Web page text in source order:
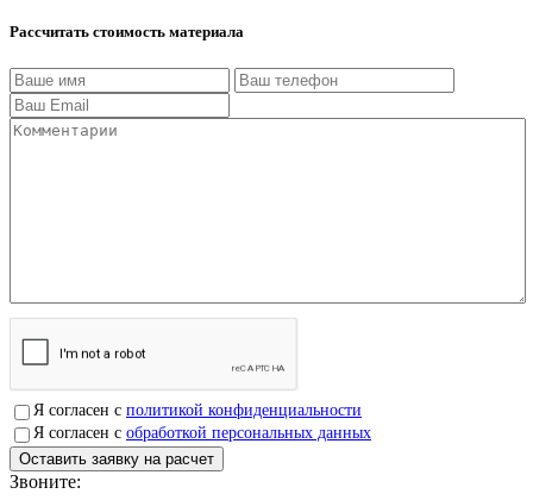
Рассчитать стоимость материала
Я согласен с политикой конфиденциальности
Я согласен с обработкой персональных данных
Звоните: